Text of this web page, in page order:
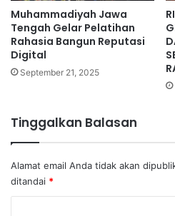
Muhammadiyah Jawa
Tengah Gelar Pelatihan
Rahasia Bangun Reputasi
Digital
September 21, 2025
Tinggalkan Balasan
Alamat email Anda tidak akan
ditandai *